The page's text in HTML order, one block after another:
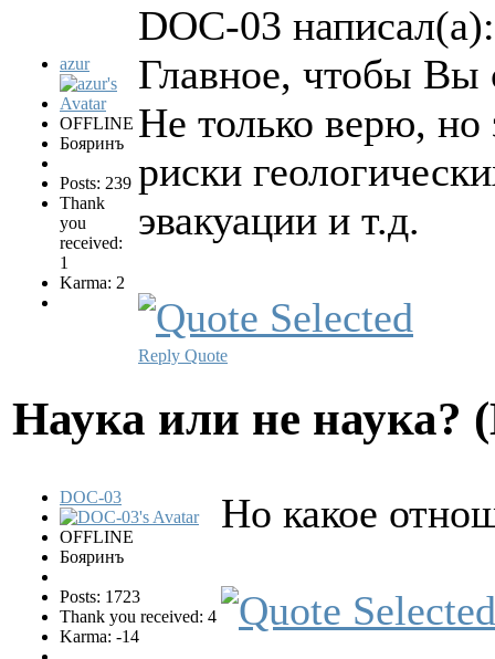
azur
OFFLINE
Бояринъ
Posts: 239
Thank
you
received:
1
Karma: 2
DOC-03 написал(а):
Главное, чтобы Вы
Не только верю,
риски
эвакуации и т.д.
Reply Quote
Hаука или не наука?
DOC-03
OFFLINE
Бояринъ
Posts: 1723
Thank you received: 4
Karma: -14
Но какое